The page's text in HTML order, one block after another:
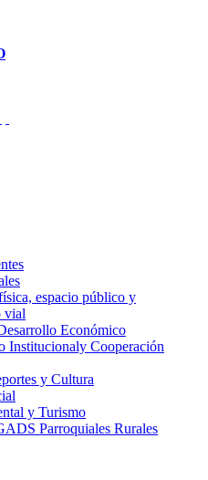
espacio público y
vial
Económico
Institucionaly Cooperación
y Cultura
y Turismo
Parroquiales Rurales